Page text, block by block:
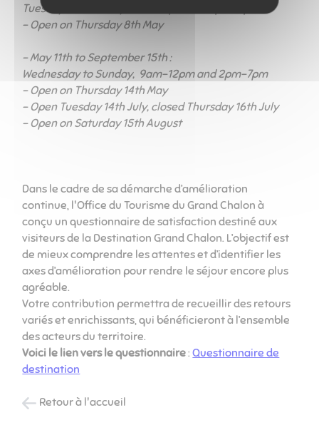
Tuesday to Saturday, 9am-12pm and 2pm-6pm
- Open on Thursday 8th May
- May 11th to September 15th :
Wednesday to Sunday, 9am-12pm and 2pm-7pm
- Open on Thursday 14th May
- Open Tuesday 14th July, closed Thursday 16th July
- Open on Saturday 15th August
Dans le cadre de sa démarche d’amélioration
continue, l'Office du Tourisme du Grand Chalon à
conçu un questionnaire de satisfaction destiné aux
visiteurs de la Destination Grand Chalon. L’objectif est
de mieux comprendre les attentes et d’identifier les
axes d’amélioration pour rendre le séjour encore plus
agréable.
Votre contribution permettra de recueillir des retours
variés et enrichissants, qui bénéficieront à l’ensemble
des acteurs du territoire.
Voici le lien vers le questionnaire:Questionnaire de
destination
Retour à l'accueil